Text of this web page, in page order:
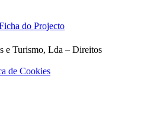
do Projecto
e Turismo, Lda – Direitos
de Cookies